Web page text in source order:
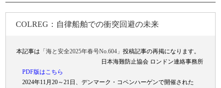
COLREG：自律船舶での衝突回避の未来
本記事は 「海と安全2025年春号No.604」投稿記事の再掲になります。
日本海難防止協会 ロンドン連絡事務所
PDF版はこちら
2024年11月20～21日、デンマーク・コペンハーゲンで開催された